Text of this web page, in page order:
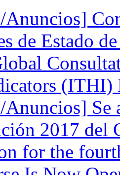
de Estado
(ITHI)
Se
2017 del
for the